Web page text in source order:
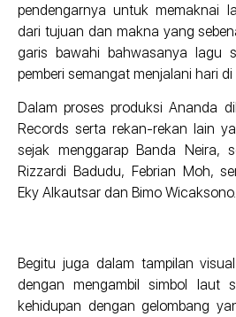
pendengarnya untuk memaknai
dari tujuan dan makna yang
garis bawahi bahwasanya lagu
pemberi semangat menjalani hari
Dalam proses produksi Ananda
Records serta rekan-rekan lain
sejak menggarap Banda Neira,
Rizzardi Badudu, Febrian Moh,
Eky Alkautsar dan Bimo Wicaksono.
Begitu juga dalam tampilan
dengan mengambil simbol laut
kehidupan dengan gelombang